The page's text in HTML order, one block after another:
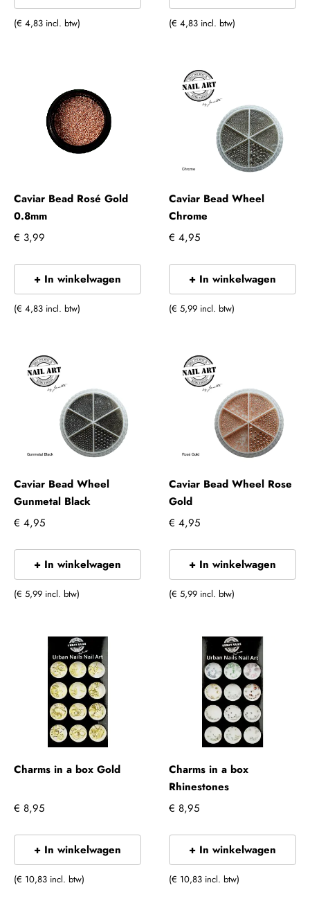
(€ 4,83 incl. btw) (€ 4,83 incl. btw)
Caviar Bead Rosé Gold
0.8mm
€ 3,99
+ In winkelwagen
(€ 4,83 incl. btw)
Caviar Bead Wheel
Chrome
€ 4,95
+ In winkelwagen
(€ 5,99 incl. btw)
Caviar Bead Wheel
Gunmetal Black
€ 4,95
+ In winkelwagen
(€ 5,99 incl. btw)
Caviar Bead Wheel Rose
Gold
€ 4,95
+ In winkelwagen
(€ 5,99 incl. btw)
Charms in a box Gold
€ 8,95
+ In winkelwagen
(€ 10,83 incl. btw)
Charms in a box
Rhinestones
€ 8,95
+ In winkelwagen
(€ 10,83 incl. btw)